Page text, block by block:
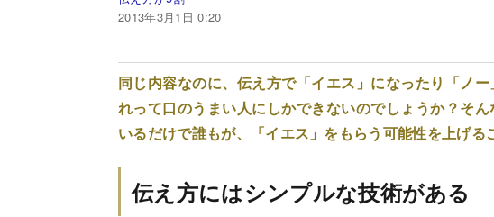
2013年3月1日 0:20
同じ内容なのに、伝え方で「イエス」になったり「ノ
れって口のうまい人にしかできないのでしょうか？そ
いるだけで誰もが、「イエス」をもらう可能性を上げる
伝え方にはシンプルな技術がある